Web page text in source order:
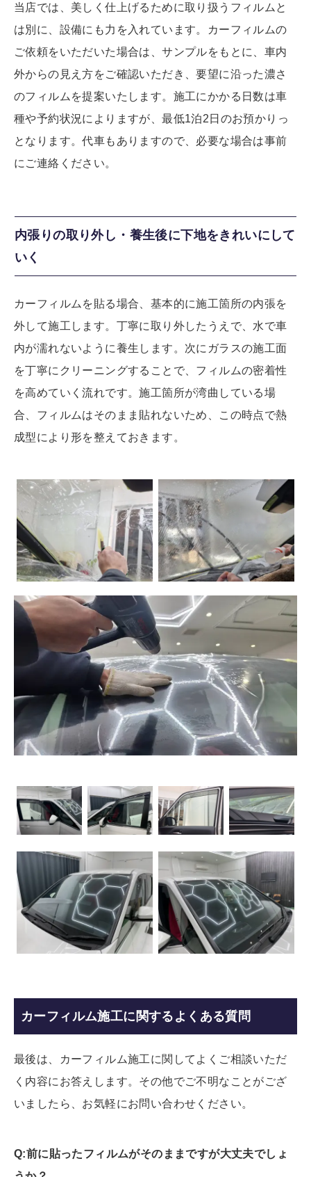
当店では、美しく仕上げるために取り扱うフィルムと
は別に、設備にも力を入れています。カーフィルムの
ご依頼をいただいた場合は、サンプルをもとに、車内
外からの見え方をご確認いただき、要望に沿った濃さ
のフィルムを提案いたします。施工にかかる日数は車
種や予約状況によりますが、最低1泊2日のお預かりっ
となります。代車もありますので、必要な場合は事前
にご連絡ください。
内張りの取り外し・養生後に下地をきれいにして
いく
カーフィルムを貼る場合、基本的に施工箇所の内張を
外して施工します。丁寧に取り外したうえで、水で車
内が濡れないように養生します。次にガラスの施工面
を丁寧にクリーニングすることで、フィルムの密着性
を高めていく流れです。施工箇所が湾曲している場
合、フィルムはそのまま貼れないため、この時点で熱
成型により形を整えておきます。
カーフィルム施工に関するよくある質問
最後は、カーフィルム施工に関してよくご相談いただ
く内容にお答えします。その他でご不明なことがござ
いましたら、お気軽にお問い合わせください。
Q:前に貼ったフィルムがそのままですが大丈夫でしょ